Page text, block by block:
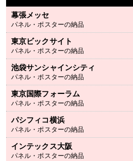
幕張メッセ
パネル・ポスターの納品
東京ビックサイト
パネル・ポスターの納品
池袋サンシャインシティ
パネル・ポスターの納品
東京国際フォーラム
パネル・ポスターの納品
パシフィコ横浜
パネル・ポスターの納品
インテックス大阪
パネル・ポスターの納品